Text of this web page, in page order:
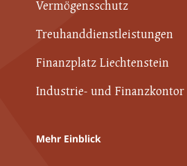
Vermögensschutz
Treuhanddienstleistungen
Finanzplatz Liechtenstein
Industrie- und Finanzkontor
Mehr Einblick